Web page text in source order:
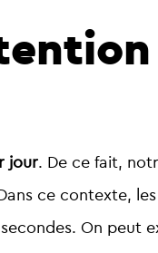
jour. De ce fait,
ce contexte,
On peut